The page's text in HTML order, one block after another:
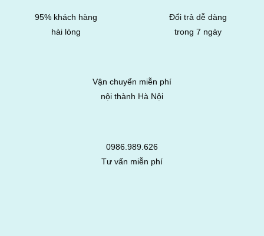
95% khách hàng
hài lòng
Đổi trả dễ dàng
trong 7 ngày
Vận chuyển miễn phí
nội thành Hà Nội
0986.989.626
Tư vấn miễn phí